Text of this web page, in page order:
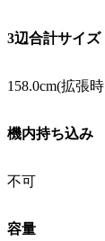
3辺合計サイズ
158.0cm(拡張
機内持ち込み
不可
容量